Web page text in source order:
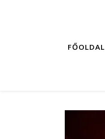
FŐOLDAL